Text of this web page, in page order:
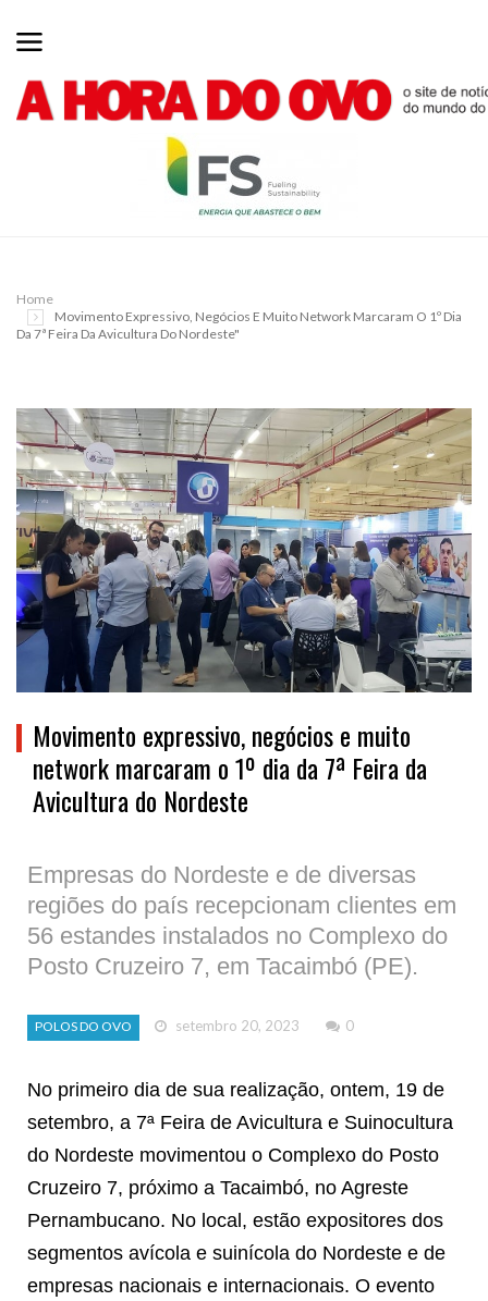
Home
Movimento Expressivo, Negócios E Muito Network Marcaram O 1º Dia
Da 7ª Feira Da Avicultura Do Nordeste"
Movimento expressivo, negócios e muito
network marcaram o 1º dia da 7ª Feira da
Avicultura do Nordeste
Empresas do Nordeste e de diversas
regiões do país recepcionam clientes em
56 estandes instalados no Complexo do
Posto Cruzeiro 7, em Tacaimbó (PE).
POLOS DO OVO setembro 20, 2023 0
No primeiro dia de sua realização, ontem, 19 de
setembro, a 7ª Feira de Avicultura e Suinocultura
do Nordeste movimentou o Complexo do Posto
Cruzeiro 7, próximo a Tacaimbó, no Agreste
Pernambucano. No local, estão expositores dos
segmentos avícola e suinícola do Nordeste e de
empresas nacionais e internacionais. O evento